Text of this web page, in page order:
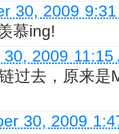
30, 2009
慕ing!
2009 11:15
过去，原来
30, 2009